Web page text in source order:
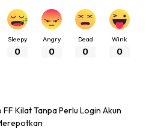
Sleepy
0
Angry
0
Dead
0
Wink
0
FF Kilat Tanpa Perlu Login Akun